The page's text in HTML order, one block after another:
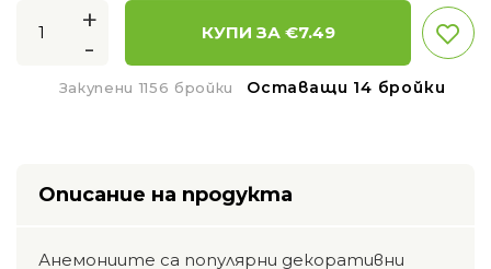
+
-
КУПИ ЗА €7.49
Закупени 1156 бройки Оставащи 14 бройки
Описание на продукта
Анемониите са популярни декоративни